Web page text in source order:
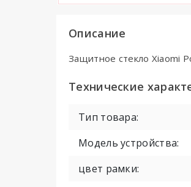
Описание
Защитное стекло Xiaomi
Технические
Тип товара:
Модель устройства:
цвет рамки: